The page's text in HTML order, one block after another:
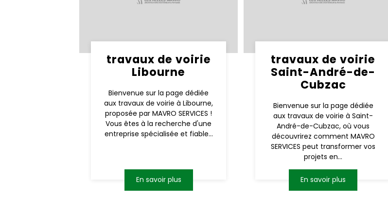
travaux de voirie
Libourne
Bienvenue sur la page dédiée
aux travaux de voirie à Libourne,
proposée par MAVRO SERVICES !
Vous êtes à la recherche d'une
entreprise spécialisée et fiable...
En savoir plus
travaux de voirie
Saint-André-de-
Cubzac
Bienvenue sur la page dédiée
aux travaux de voirie à Saint-
André-de-Cubzac, où vous
découvrirez comment MAVRO
SERVICES peut transformer vos
projets en...
En savoir plus